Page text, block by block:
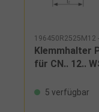
196450R2525M12
Klemmhalter
für CN.. 12..
5 verfügbar